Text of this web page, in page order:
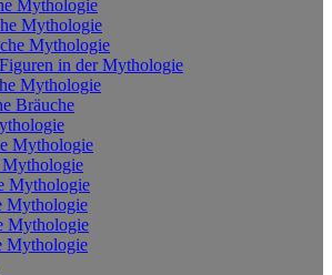
Mythologie
Mythologie
Mythologie
in der Mythologie
Mythologie
Bräuche
Mythologie
Mythologie
Mythologie
Mythologie
Mythologie